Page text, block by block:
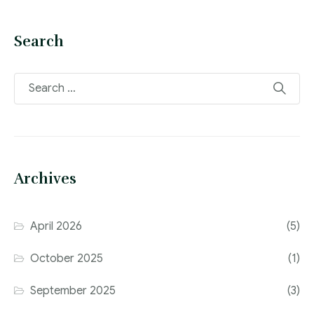
Search
Archives
April 2026 (5)
October 2025 (1)
September 2025 (3)